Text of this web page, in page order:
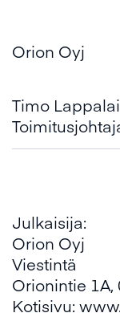
Orion Oyj
Timo
Julkaisija:
Orion Oyj
Viestintä
Orionintie
Kotisivu: